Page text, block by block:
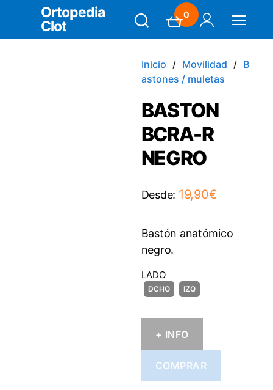
Ortopedia
Clot
0
Inicio Movilidad
B
astones / muletas
BASTON
BCRA-R
NEGRO
Desde: 19,90€
Bastón anatómico
negro.
LADO
+ INFO
COMPRAR